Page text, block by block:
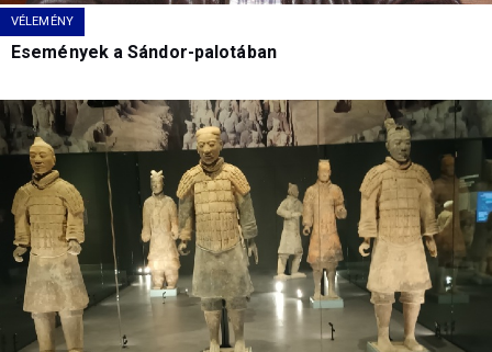
VÉLEMÉNY
Események a Sándor-palotában